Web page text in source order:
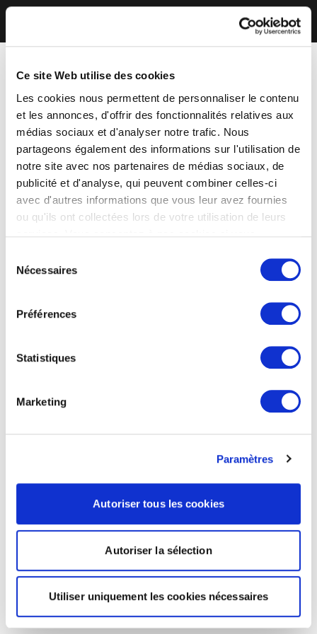
Ce site Web utilise des cookies
Les cookies nous permettent de personnaliser le contenu
et les annonces, d'offrir des fonctionnalités relatives aux
médias sociaux et d'analyser notre trafic. Nous
partageons également des informations sur l'utilisation de
notre site avec nos partenaires de médias sociaux, de
publicité et d'analyse, qui peuvent combiner celles-ci
avec d'autres informations que vous leur avez fournies
ou qu'ils ont collectées lors de votre utilisation de leurs
Nécessaires
Préférences
Statistiques
Marketing
Paramètres
Autoriser tous les cookies
Autoriser la sélection
Utiliser uniquement les cookies nécessaires